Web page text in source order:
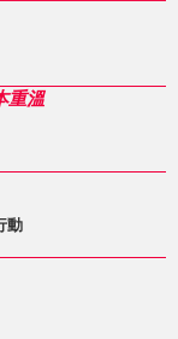
重溫
動